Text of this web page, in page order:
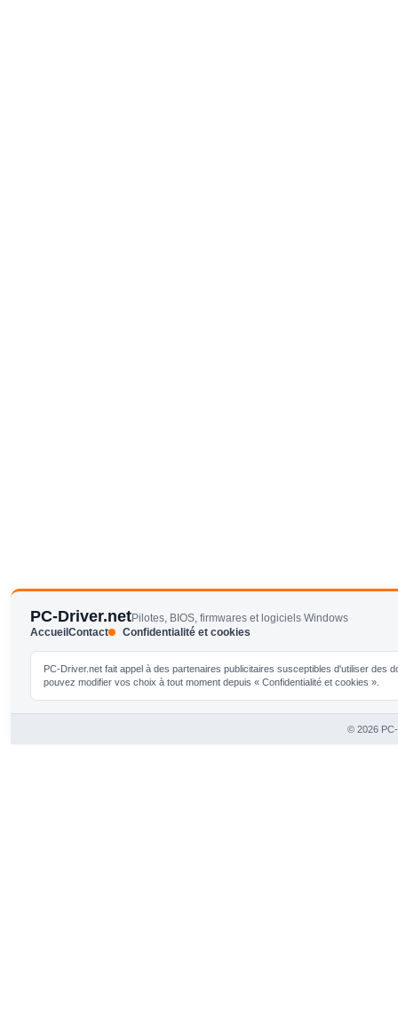
PC-Driver.netPilotes, BIOS, firmwares et logiciels Windows
AccueilContact Confidentialité et cookies
PC-Driver.net fait appel à des partenaires publicitaires susceptibles d'utiliser
pouvez modifier vos choix à tout moment depuis « Confidentialité et cookies ».
© 2026